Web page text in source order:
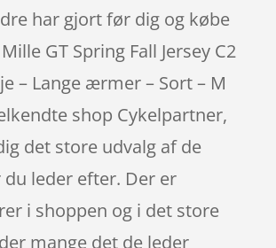
har gjort før dig og købe
GT Spring Fall Jersey C2
– Lange ærmer – Sort – M
shop Cykelpartner,
det store udvalg af de
leder efter. Der er
i shoppen og i det store
mange det de leder